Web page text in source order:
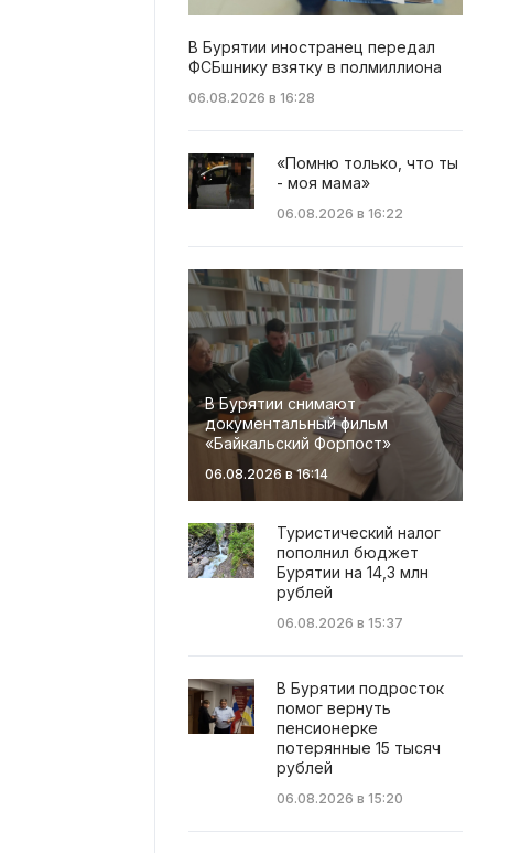
В Бурятии иностранец передал
ФСБшнику взятку в полмиллиона
06.08.2026 в 16:28
«Помню только, что ты
- моя мама»
06.08.2026 в 16:22
В Бурятии снимают
документальный фильм
«Байкальский Форпост»
06.08.2026 в 16:14
Туристический налог
пополнил бюджет
Бурятии на 14,3 млн
рублей
06.08.2026 в 15:37
В Бурятии подросток
помог вернуть
пенсионерке
потерянные 15 тысяч
рублей
06.08.2026 в 15:20